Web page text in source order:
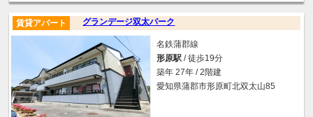
グランデージ双太パーク
賃貸アパート
名鉄蒲郡線
形原駅 / 徒歩19分
築年 27年 / 2階建
愛知県蒲郡市形原町北双太山85